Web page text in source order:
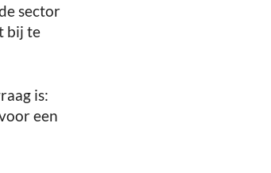
sector
bij te
is:
een